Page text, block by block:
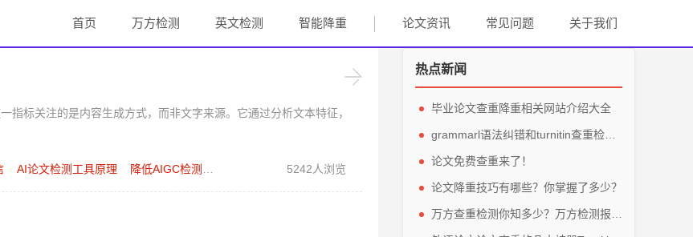
首页 万方检测 英文检测 智能降重 论文资讯 常见问题 关于我们
标关注的是内容生成方式，而非文字来源。它通过分析文本特征，
AI论文检测工具原理 降低AIGC检测率方法 5242人浏览
热点新闻
毕业论文查重降重相关网站介绍大全
论文免费查重来了！
论文降重技巧有哪些？你掌握了多少？